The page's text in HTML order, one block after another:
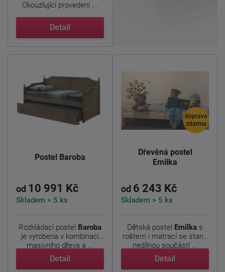
Okouzlující provedení ...
Detail
Postel Baroba
od 10 991 Kč
Skladem > 5 ks
Rozkládací postel Baroba
je vyrobena v kombinaci
masivního dřeva a ...
Detail
doprava
zdarma
Dřevěná postel
Emilka
od 6 243 Kč
Skladem > 5 ks
Dětská postel Emilka s
roštem i matrací se stane
nedílnou součástí ...
Detail